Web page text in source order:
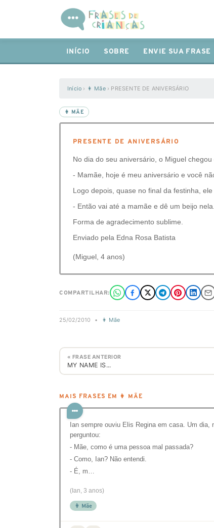
INÍCIO SOBRE ENVIE SUA FRASE
Início › 👩 Mãe › PRESENTE DE ANIVERSÁRIO
👩 MÃE
PRESENTE DE ANIVERSÁRIO
No dia do seu aniversário, o Miguel
- Mamãe, hoje é meu aniversário e você
Logo depois, quase no final da festinha,
- Então vai até a mamãe e dê um beijo nela.
Forma de agradecimento sublime.
Enviado pela Edna Rosa Batista
(Miguel, 4 anos)
COMPARTILHAR:
25/02/2010 • 👩 Mãe
« FRASE ANTERIOR
MY NAME IS...
MAIS FRASES EM 👩 MÃE
Ian sempre ouviu Elis Regina em casa. Um dia,
perguntou:
- Mãe, como é uma pessoa mal passada?
- Como, Ian? Não entendi.
- É, m…
(Ian, 3 anos)
👩 Mãe